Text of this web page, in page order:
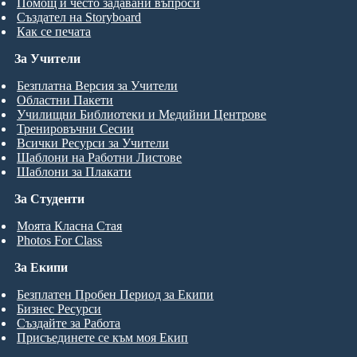
Помощ и често задавани въпроси
Създател на Storyboard
Как се печата
За Студенти
Моята Класна Стая
Photos For Class
За Учители
Безплатна Версия за Учители
Областни Пакети
Училищни Библиотеки и Медийни Центрове
Тренировъчни Сесии
Всички Ресурси за Учители
Шаблони на Работни Листове
Шаблони за Плакати
За Екипи
Безплатен Пробен Период за Екипи
Бизнес Ресурси
Създайте за Работа
Присъединете се към моя Екип